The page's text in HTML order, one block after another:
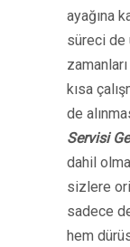
ayağına
süreci de
kısa
de
Servisi
dahil
sizlere
sadece
hem